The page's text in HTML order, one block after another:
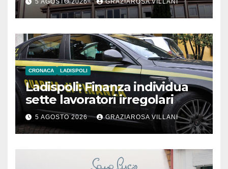
Meridionale
5 AGOSTO 2026 GRAZIAROSA VILLANI
CRONACA LADISPOLI
Ladispoli: Finanza individua
sette lavoratori irregolari
5 AGOSTO 2026 GRAZIAROSA VILLANI